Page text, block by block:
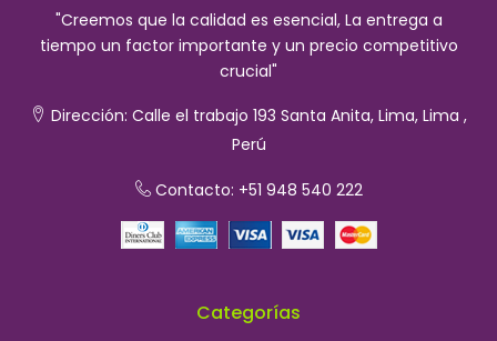
"Creemos que la calidad es esencial, La entrega a
tiempo un factor importante y un precio competitivo
crucial"
Dirección: Calle el trabajo 193 Santa Anita, Lima, Lima ,
Perú
Contacto: +51 948 540 222
Categorías